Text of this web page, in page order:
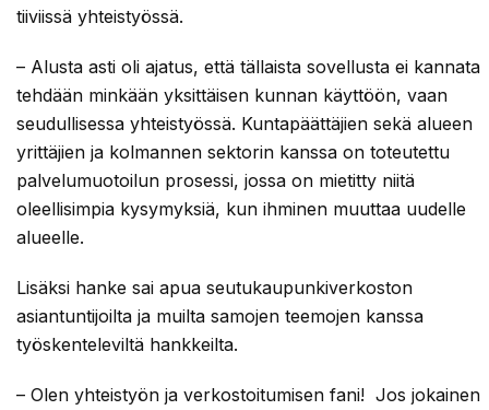
tiiviissä yhteistyössä.
– Alusta asti oli ajatus, että tällaista sovellusta ei kannata
tehdään minkään yksittäisen kunnan käyttöön, vaan
seudullisessa yhteistyössä. Kuntapäättäjien sekä alueen
yrittäjien ja kolmannen sektorin kanssa on toteutettu
palvelumuotoilun prosessi, jossa on mietitty niitä
oleellisimpia kysymyksiä, kun ihminen muuttaa uudelle
alueelle.
Lisäksi hanke sai apua seutukaupunkiverkoston
asiantuntijoilta ja muilta samojen teemojen kanssa
työskenteleviltä hankkeilta.
– Olen yhteistyön ja verkostoitumisen fani! Jos jokainen